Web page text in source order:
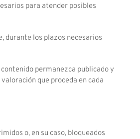
para atender posibles
durante los plazos necesarios
permanezca publicado y
que proceda en cada
o, en su caso, bloqueados